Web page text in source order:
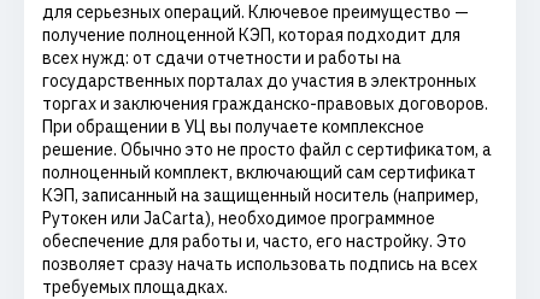
для серьезных операций. Ключевое преимущество —
получение полноценной КЭП, которая подходит для
всех нужд: от сдачи отчетности и работы на
государственных порталах до участия в электронных
торгах и заключения гражданско-правовых договоров.
При обращении в УЦ вы получаете комплексное
решение. Обычно это не просто файл с сертификатом, а
полноценный комплект, включающий сам сертификат
КЭП, записанный на защищенный носитель (например,
Рутокен или JaCarta), необходимое программное
обеспечение для работы и, часто, его настройку. Это
позволяет сразу начать использовать подпись на всех
требуемых площадках.